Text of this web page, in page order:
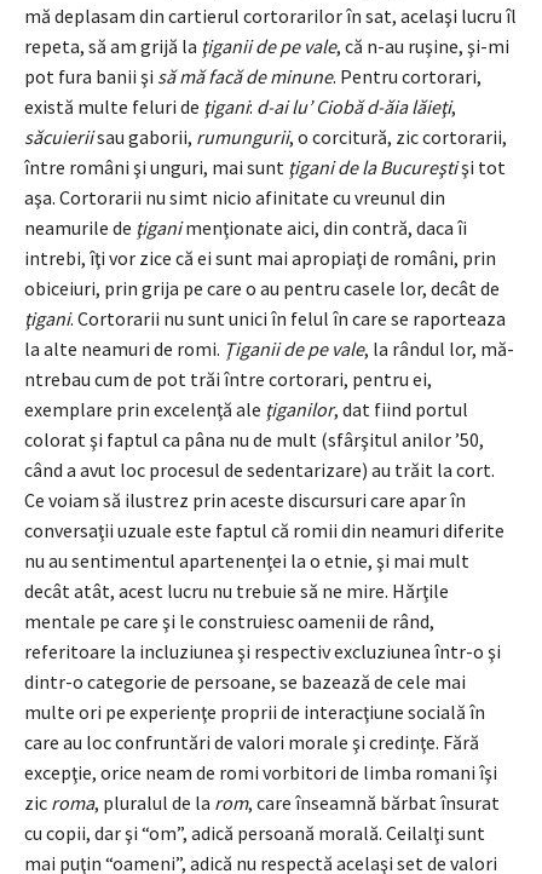
mă deplasam din cartierul cortorarilor în sat, acelaşi lucru îl
repeta, să am grijă la ţiganii de pe vale, că n-au ruşine, şi-mi
pot fura banii şi să mă facă de minune. Pentru cortorari,
există multe feluri de ţigani: d-ai lu’ Ciobă d-ăia lăieţi,
săcuieriisau gaborii, rumungurii, o corcitură, zic cortorarii,
între români şi unguri, mai sunt ţigani de la Bucureştişi tot
aşa. Cortorarii nu simt nicio afinitate cu vreunul din
neamurile de ţiganimenţionate aici, din contră, daca îi
intrebi, îţi vor zice că ei sunt mai apropiaţi de români, prin
obiceiuri, prin grija pe care o au pentru casele lor, decât de
ţigani. Cortorarii nu sunt unici în felul în care se raporteaza
la alte neamuri de romi. Ţiganii de pe vale, la rândul lor, mă-
ntrebau cum de pot trăi între cortorari, pentru ei,
exemplare prin excelenţă ale ţiganilor, dat fiind portul
colorat şi faptul ca pâna nu de mult (sfârşitul anilor ’50,
când a avut loc procesul de sedentarizare) au trăit la cort.
Ce voiam să ilustrez prin aceste discursuri care apar în
conversaţii uzuale este faptul că romii din neamuri diferite
nu au sentimentul apartenenţei la o etnie, şi mai mult
decât atât, acest lucru nu trebuie să ne mire. Hărţile
mentale pe care şi le construiesc oamenii de rând,
referitoare la incluziunea şi respectiv excluziunea într-o şi
dintr-o categorie de persoane, se bazează de cele mai
multe ori pe experienţe proprii de interacţiune socială în
care au loc confruntări de valori morale şi credinţe. Fără
excepţie, orice neam de romi vorbitori de limba romani îşi
zic roma, pluralul de la rom, care înseamnă bărbat însurat
cu copii, dar şi “om”, adică persoană morală. Ceilalţi sunt
mai puţin “oameni”, adică nu respectă acelaşi set de valori